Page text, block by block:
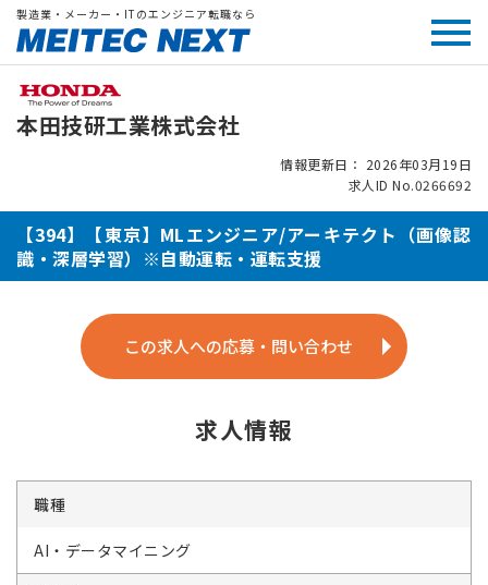
製造業・メーカー・ITのエンジニア転職なら
本田技研工業株式会社
情報更新日： 2026年03月19日
求人ID No.0266692
【394】【東京】MLエンジニア/アーキテクト（画像認
識・深層学習）※自動運転・運転支援
この求人への応募・問い合わせ
求人情報
職種
AI・データマイニング